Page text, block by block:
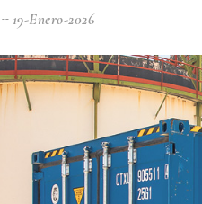
19-Enero-2026